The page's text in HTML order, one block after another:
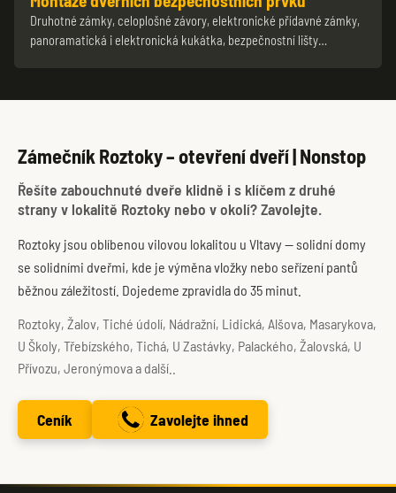
Druhotné zámky, celoplošné závory, elektronické přídavné zámky,
panoramatická i elektronická kukátka, bezpečnostní lišty…
Zámečník Roztoky – otevření dveří | Nonstop
Řešíte zabouchnuté dveře klidně i s klíčem z druhé
strany v lokalitě Roztoky nebo v okolí? Zavolejte.
Roztoky jsou oblíbenou vilovou lokalitou u Vltavy — solidní domy
se solidními dveřmi, kde je výměna vložky nebo seřízení pantů
běžnou záležitostí. Dojedeme zpravidla do 35 minut.
Roztoky, Žalov, Tiché údolí, Nádražní, Lidická, Alšova, Masarykova,
U Školy, Třebízského, Tichá, U Zastávky, Palackého, Žalovská, U
Přívozu, Jeronýmova a další..
Ceník Zavolejte ihned